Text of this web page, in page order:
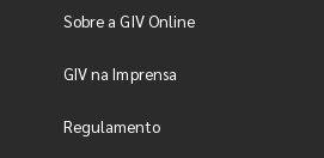
Sobre a GIV Online
GIV na Imprensa
Regulamento